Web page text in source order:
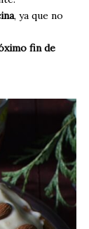
, ya que no
fin de